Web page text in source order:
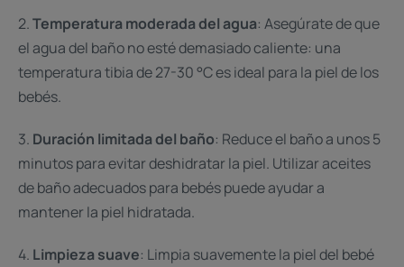
2.Temperatura moderada del agua: Asegúrate de que
el agua del baño no esté demasiado caliente: una
temperatura tibia de 27-30 °C es ideal para la piel de los
bebés.
3. Duración limitada del baño: Reduce el baño a unos 5
minutos para evitar deshidratar la piel. Utilizar aceites
de baño adecuados para bebés puede ayudar a
mantener la piel hidratada.
4. Limpieza suave: Limpia suavemente la piel del bebé